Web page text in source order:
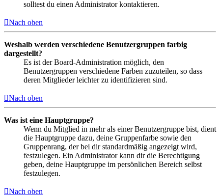
solltest du einen Administrator kontaktieren.
Nach oben
Weshalb werden verschiedene Benutzergruppen farbig
dargestellt?
Es ist der Board-Administration möglich, den
Benutzergruppen verschiedene Farben zuzuteilen, so dass
deren Mitglieder leichter zu identifizieren sind.
Nach oben
Was ist eine Hauptgruppe?
Wenn du Mitglied in mehr als einer Benutzergruppe bist, dient
die Hauptgruppe dazu, deine Gruppenfarbe sowie den
Gruppenrang, der bei dir standardmäßig angezeigt wird,
festzulegen. Ein Administrator kann dir die Berechtigung
geben, deine Hauptgruppe im persönlichen Bereich selbst
festzulegen.
Nach oben